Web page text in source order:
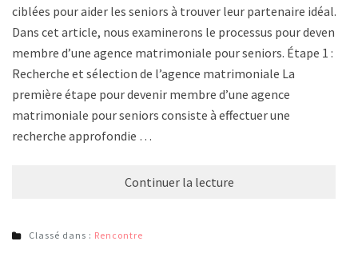
ciblées pour aider les seniors à trouver leur partenaire idéal.
Dans cet article, nous examinerons le processus pour devenir
membre d’une agence matrimoniale pour seniors. Étape 1 :
Recherche et sélection de l’agence matrimoniale La
première étape pour devenir membre d’une agence
matrimoniale pour seniors consiste à effectuer une
recherche approfondie …
Continuer la lecture
Classé dans : Rencontre